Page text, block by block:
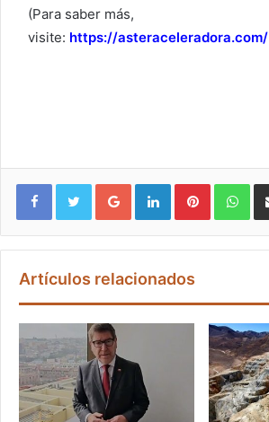
(Para saber más,
visite: https://asteraceleradora.com/
Google+ LinkedIn Pinterest WhatsApp
Artículos relacionados